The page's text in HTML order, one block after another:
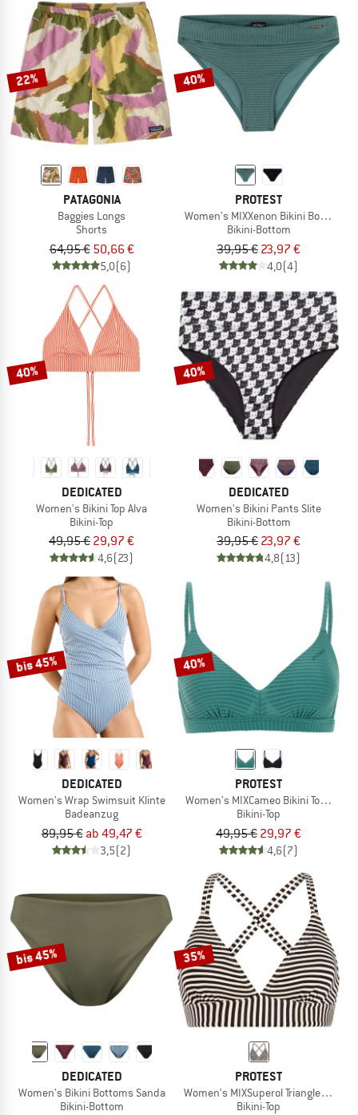
22%
PATAGONIA
Baggies Longs
Shorts
64,95 € 50,66 €
5,0(6)
40%
PROTEST
Women's MIXXenon Bikini Bottom
Bikini-Bottom
39,95 € 23,97 €
4,0(4)
40%
DEDICATED
Women's Bikini Top Alva
Bikini-Top
49,95 € 29,97 €
4,6(23)
40%
DEDICATED
Women's Bikini Pants Slite
Bikini-Bottom
39,95 € 23,97 €
4,8(13)
bis 45%
DEDICATED
Women's Wrap Swimsuit Klinte
Badeanzug
89,95 € ab 49,47 €
3,5(2)
40%
PROTEST
Women's MIXCameo Bikini Top BCD-
Bikini-Top
49,95 € 29,97 €
4,6(7)
bis 45%
DEDICATED
Women's Bikini Bottoms Sanda
Bikini-Bottom
35%
PROTEST
Women's MIXSuperol Triangle Bikini
Bikini-Top